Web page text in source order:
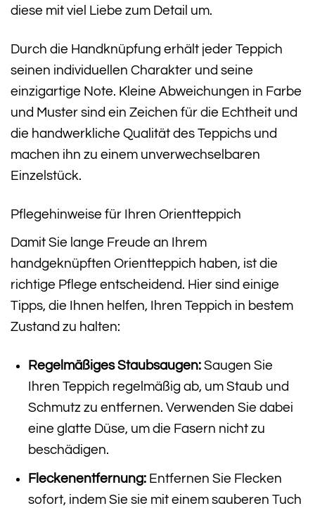
diese mit viel Liebe zum Detail um.
Durch die Handknüpfung erhält jeder Teppich
seinen individuellen Charakter und seine
einzigartige Note. Kleine Abweichungen in Farbe
und Muster sind ein Zeichen für die Echtheit und
die handwerkliche Qualität des Teppichs und
machen ihn zu einem unverwechselbaren
Einzelstück.
Pflegehinweise für Ihren Orientteppich
Damit Sie lange Freude an Ihrem
handgeknüpften Orientteppich haben, ist die
richtige Pflege entscheidend. Hier sind einige
Tipps, die Ihnen helfen, Ihren Teppich in bestem
Zustand zu halten:
Regelmäßiges Staubsaugen:Saugen Sie
Ihren Teppich regelmäßig ab, um Staub und
Schmutz zu entfernen. Verwenden Sie dabei
eine glatte Düse, um die Fasern nicht zu
beschädigen.
Fleckenentfernung:Entfernen Sie Flecken
sofort, indem Sie sie mit einem sauberen Tuch